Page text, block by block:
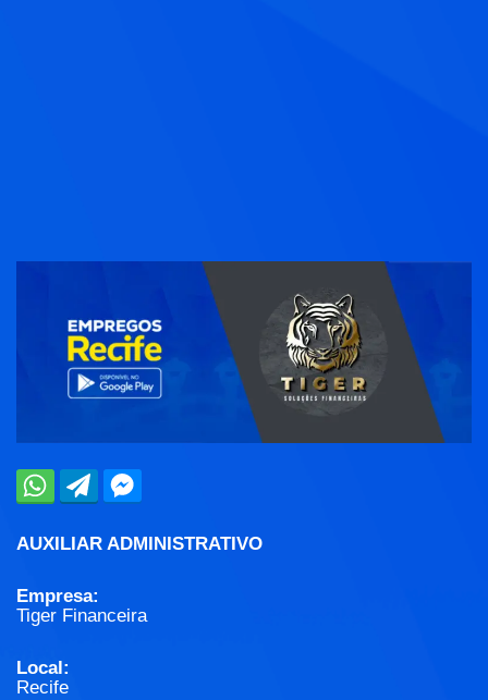
AUXILIAR ADMINISTRATIVO
Empresa:
Tiger Financeira
Local:
Recife